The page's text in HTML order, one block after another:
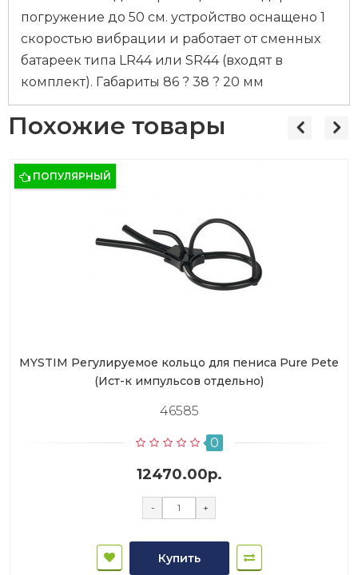
погружение до 50 см. устройство оснащено 1
скоростью вибрации и работает от сменных
батареек типа LR44 или SR44 (входят в
комплект). Габариты 86 ? 38 ? 20 мм
Похожие товары
ПОПУЛЯРНЫЙ
MYSTIM Регулируемое кольцо для пениса Pure Pete
(Ист-к импульсов отдельно)
46585
0
12470.00р.
- +
Купить